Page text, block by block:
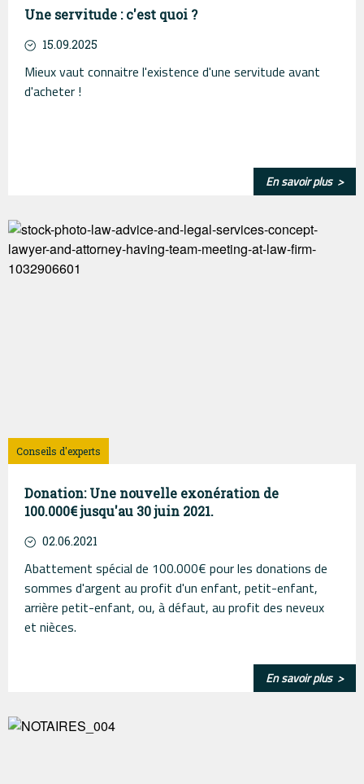
Une servitude : c'est quoi ?
15.09.2025
Mieux vaut connaitre l'existence d'une servitude avant
d'acheter !
En savoir plus >
Conseils d'experts
Donation: Une nouvelle exonération de
100.000€ jusqu'au 30 juin 2021.
02.06.2021
Abattement spécial de 100.000€ pour les donations de
sommes d'argent au profit d'un enfant, petit-enfant,
arrière petit-enfant, ou, à défaut, au profit des neveux
et nièces.
En savoir plus >